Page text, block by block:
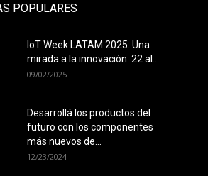
POPULARES
IoT Week LATAM 2025. Una
mirada a la innovación. 22 al...
09/02/2025
Desarrollá los productos del
futuro con los componentes
más nuevos de...
12/23/2024